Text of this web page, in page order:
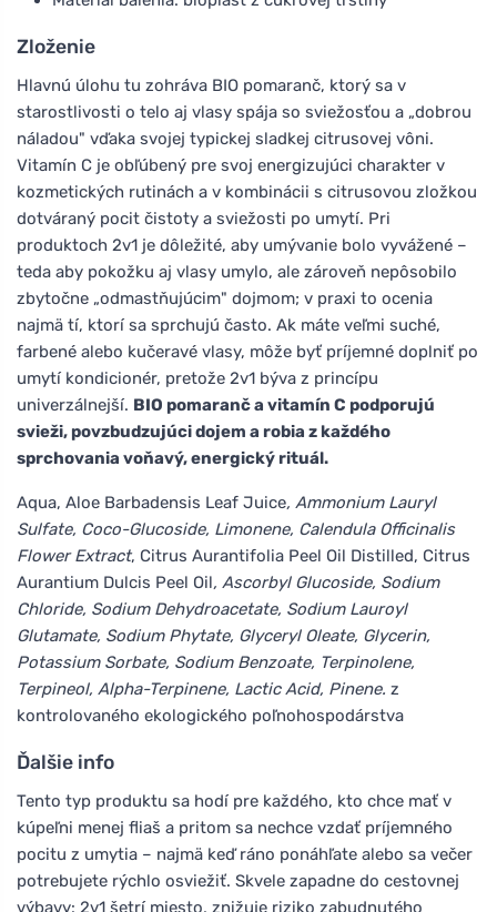
Zloženie
Hlavnú úlohu tu zohráva BIO pomaranč, ktorý sa v
starostlivosti o telo aj vlasy spája so sviežosťou a „dobrou
náladou" vďaka svojej typickej sladkej citrusovej vôni.
Vitamín C je obľúbený pre svoj energizujúci charakter v
kozmetických rutinách a v kombinácii s citrusovou zložkou
dotváraný pocit čistoty a sviežosti po umytí. Pri
produktoch 2v1 je dôležité, aby umývanie bolo vyvážené –
teda aby pokožku aj vlasy umylo, ale zároveň nepôsobilo
zbytočne „odmastňujúcim" dojmom; v praxi to ocenia
najmä tí, ktorí sa sprchujú často. Ak máte veľmi suché,
farbené alebo kučeravé vlasy, môže byť príjemné doplniť po
umytí kondicionér, pretože 2v1 býva z princípu
univerzálnejší. BIO pomaranč a vitamín C podporujú
svieži, povzbudzujúci dojem a robia z každého
sprchovania voňavý, energický rituál.
Aqua, Aloe Barbadensis Leaf Juice, Ammonium Lauryl
Sulfate, Coco-Glucoside, Limonene, Calendula Officinalis
Flower Extract, Citrus Aurantifolia Peel Oil Distilled, Citrus
Aurantium Dulcis Peel Oil, Ascorbyl Glucoside, Sodium
Chloride, Sodium Dehydroacetate, Sodium Lauroyl
Glutamate, Sodium Phytate, Glyceryl Oleate, Glycerin,
Potassium Sorbate, Sodium Benzoate, Terpinolene,
Terpineol, Alpha-Terpinene, Lactic Acid, Pinene. z
kontrolovaného ekologického poľnohospodárstva
Ďalšie info
Tento typ produktu sa hodí pre každého, kto chce mať v
kúpeľni menej fliaš a pritom sa nechce vzdať príjemného
pocitu z umytia – najmä keď ráno ponáhľate alebo sa večer
potrebujete rýchlo osviežiť. Skvele zapadne do cestovnej
výbavy: 2v1 šetrí miesto, znižuje riziko zabudnutého